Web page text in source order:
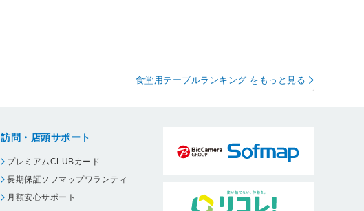
食堂用テーブルランキング をもっと見る
訪問・店頭サポート
プレミアムCLUBカード
長期保証ソフマップワランティ
月額安心サポート